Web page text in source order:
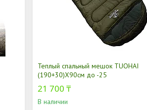
Теплый спальный мешок TUOHAI
(190+30)Х90см до -25
21 700 ₸
В наличии